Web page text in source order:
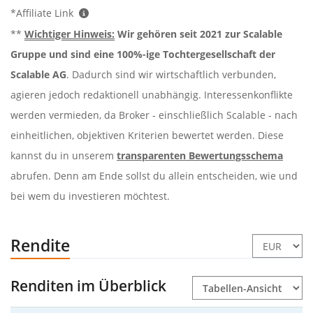
*Affiliate Link
** Wichtiger Hinweis: Wir gehören seit 2021 zur Scalable
Gruppe und sind eine 100%-ige Tochtergesellschaft der
Scalable AG. Dadurch sind wir wirtschaftlich verbunden,
agieren jedoch redaktionell unabhängig. Interessenkonflikte
werden vermieden, da Broker - einschließlich Scalable - nach
einheitlichen, objektiven Kriterien bewertet werden. Diese
kannst du in unserem transparenten Bewertungsschema
abrufen. Denn am Ende sollst du allein entscheiden, wie und
bei wem du investieren möchtest.
Rendite
Renditen im Überblick